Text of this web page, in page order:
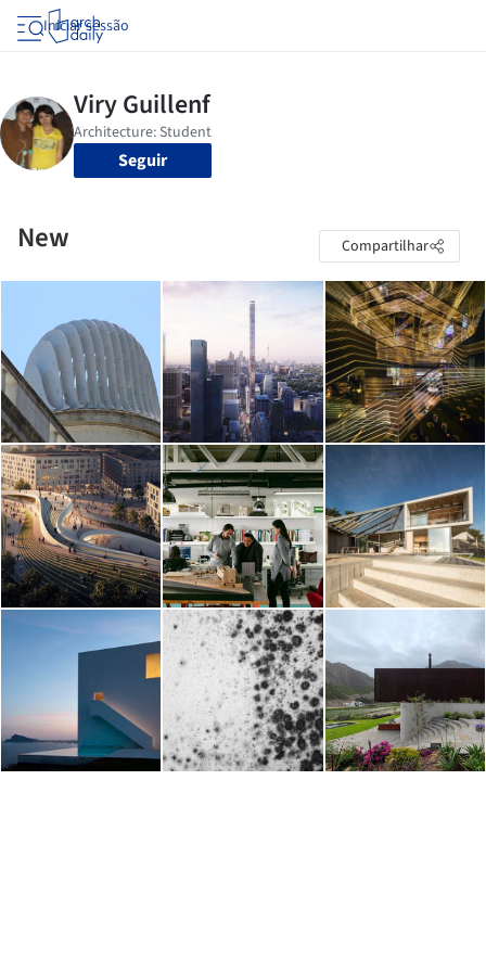
Iniciar sessão
Seguir
New Compartilhar